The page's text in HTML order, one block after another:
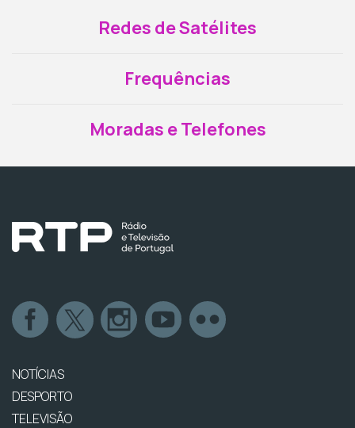
Redes de Satélites
Frequências
Moradas e Telefones
NOTÍCIAS
DESPORTO
TELEVISÃO